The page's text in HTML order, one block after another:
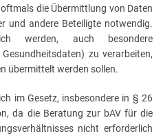
die Übermittlung von Daten
und andere Beteiligte notwendig.
werden, auch besondere
zu verarbeiten,
übermittelt werden sollen.
im Gesetz, insbesondere in § 26
da die Beratung zur bAV für die
nicht erforderlich